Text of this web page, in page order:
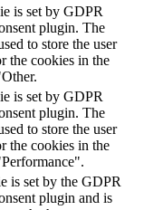
is set by GDPR
plugin. The
to store the user
the cookies in the
is set by GDPR
plugin. The
to store the user
the cookies in the
is set by the GDPR
plugin and is